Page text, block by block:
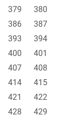
379
380
386
387
393
394
400
401
407
408
414
415
421
422
428
429